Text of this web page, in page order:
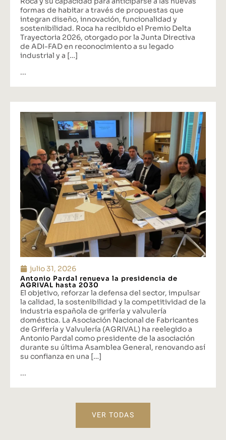
formas de habitar a través de propuestas que
integran diseño, innovación, funcionalidad y
sostenibilidad. Roca ha recibido el Premio Delta
Trayectoria 2026, otorgado por la Junta Directiva
de ADI-FAD en reconocimiento a su legado
industrial y a […]
...
julio 31, 2026
Antonio Pardal renueva la presidencia de
AGRIVAL hasta 2030
El objetivo, reforzar la defensa del sector, impulsar
la calidad, la sostenibilidad y la competitividad de la
industria española de grifería y valvulería
doméstica. La Asociación Nacional de Fabricantes
de Grifería y Valvulería (AGRIVAL) ha reelegido a
Antonio Pardal como presidente de la asociación
durante su última Asamblea General, renovando así
su confianza en una […]
...
VER TODAS